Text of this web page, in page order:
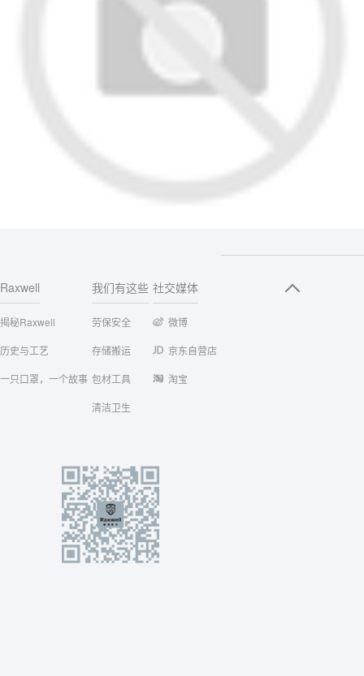
Raxwell
揭秘Raxwell
历史与工艺
一只口罩，一个故事
我们有这些
劳保安全
存储搬运
包材工具
清洁卫生
社交媒体
微博
京东自营店
淘宝